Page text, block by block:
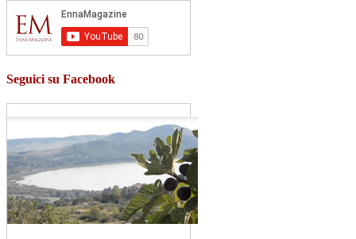
Seguici su Facebook